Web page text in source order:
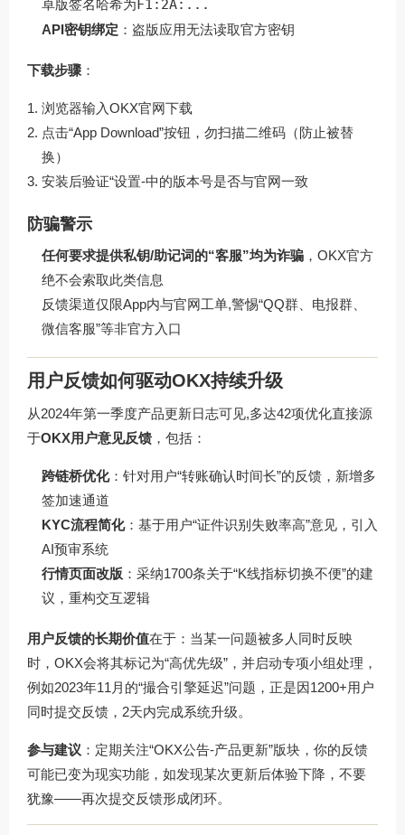
卓版签名哈希为 F1:2A:...
API密钥绑定 ：盗版应用无法读取官方密钥
下载步骤 ：
浏览器输入OKX官网下载
点击“App Download”按钮，勿扫描二维码（防止被替
换）
安装后验证“设置-中的版本号是否与官网一致
防骗警示
任何要求提供私钥/助记词的“客服”均为诈骗 ，OKX官方
绝不会索取此类信息
反馈渠道仅限App内与官网工单,警惕“QQ群、电报群、
微信客服”等非官方入口
用户反馈如何驱动OKX持续升级
从2024年第一季度产品更新日志可见,多达42项优化直接源
于OKX用户意见反馈 ，包括：
跨链桥优化：针对用户“转账确认时间长”的反馈，新增多
签加速通道
KYC流程简化：基于用户“证件识别失败率高”意见，引入
AI预审系统
行情页面改版 ：采纳1700条关于“K线指标切换不便”的建
议，重构交互逻辑
用户反馈的长期价值在于：当某一问题被多人同时反映
时，OKX会将其标记为“高优先级”，并启动专项小组处理，
例如2023年11月的“撮合引擎延迟”问题，正是因1200+用户
同时提交反馈，2天内完成系统升级。
参与建议 ：定期关注“OKX公告-产品更新”版块，你的反馈
可能已变为现实功能，如发现某次更新后体验下降，不要
犹豫——再次提交反馈形成闭环。